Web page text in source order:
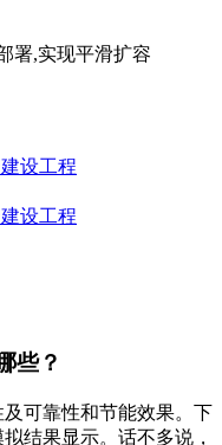
署,实现平滑扩容
设工程
设工程
些？
可靠性和节能效果。下
结果显示。话不多说，